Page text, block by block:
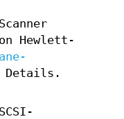
Hewlett-